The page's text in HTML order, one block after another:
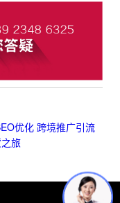
优化 跨境推广引流
旅